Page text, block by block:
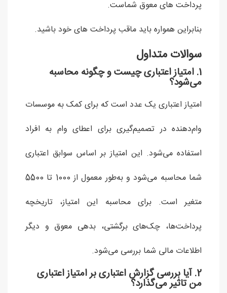
پرداخت های معوق شماست.
بنابراین همواره باید ماقب پرداخت های خود باشید.
سوالات متداول
1. امتیاز اعتباری چیست و چگونه محاسبه
می‌شود؟
امتیاز اعتباری یک عدد است که برای کمک به موسسات
وام‌دهنده در تصمیم‌گیری برای اعطای وام به افراد
استفاده می‌شود. این امتیاز بر اساس سوابق اعتباری
شما محاسبه می‌شود و به‌طور معمول از 1000 تا 5500
متغیر است. برای محاسبه این امتیاز، تاریخچه
پرداخت‌ها، چک‌های برگشتی، بدهی معوق و دیگر
اطلاعات مالی شما بررسی می‌شود.
2. آیا بررسی گزارش اعتباری بر امتیاز اعتباری
من تاثیر می‌گذارد؟